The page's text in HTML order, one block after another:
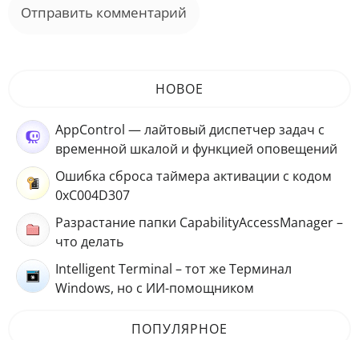
НОВОЕ
AppControl — лайтовый диспетчер задач с
временной шкалой и функцией оповещений
Ошибка сброса таймера активации с кодом
0xC004D307
Разрастание папки CapabilityAccessManager –
что делать
Intelligent Terminal – тот же Терминал
Windows, но с ИИ-помощником
ПОПУЛЯРНОЕ